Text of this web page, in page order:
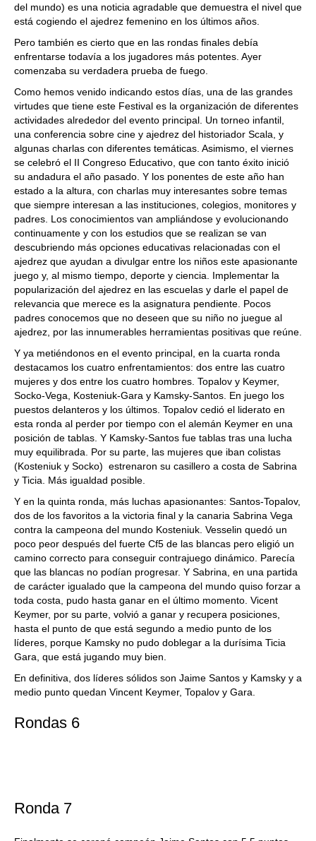
del mundo) es una noticia agradable que demuestra el nivel que
está cogiendo el ajedrez femenino en los últimos años.
Pero también es cierto que en las rondas finales debía
enfrentarse todavía a los jugadores más potentes. Ayer
comenzaba su verdadera prueba de fuego.
Como hemos venido indicando estos días, una de las grandes
virtudes que tiene este Festival es la organización de diferentes
actividades alrededor del evento principal. Un torneo infantil,
una conferencia sobre cine y ajedrez del historiador Scala, y
algunas charlas con diferentes temáticas. Asimismo, el viernes
se celebró el II Congreso Educativo, que con tanto éxito inició
su andadura el año pasado. Y los ponentes de este año han
estado a la altura, con charlas muy interesantes sobre temas
que siempre interesan a las instituciones, colegios, monitores y
padres. Los conocimientos van ampliándose y evolucionando
continuamente y con los estudios que se realizan se van
descubriendo más opciones educativas relacionadas con el
ajedrez que ayudan a divulgar entre los niños este apasionante
juego y, al mismo tiempo, deporte y ciencia. Implementar la
popularización del ajedrez en las escuelas y darle el papel de
relevancia que merece es la asignatura pendiente. Pocos
padres conocemos que no deseen que su niño no juegue al
ajedrez, por las innumerables herramientas positivas que reúne.
Y ya metiéndonos en el evento principal, en la cuarta ronda
destacamos los cuatro enfrentamientos: dos entre las cuatro
mujeres y dos entre los cuatro hombres. Topalov y Keymer,
Socko-Vega, Kosteniuk-Gara y Kamsky-Santos. En juego los
puestos delanteros y los últimos. Topalov cedió el liderato en
esta ronda al perder por tiempo con el alemán Keymer en una
posición de tablas. Y Kamsky-Santos fue tablas tras una lucha
muy equilibrada. Por su parte, las mujeres que iban colistas
(Kosteniuk y Socko) estrenaron su casillero a costa de Sabrina
y Ticia. Más igualdad posible.
Y en la quinta ronda, más luchas apasionantes: Santos-Topalov,
dos de los favoritos a la victoria final y la canaria Sabrina Vega
contra la campeona del mundo Kosteniuk. Vesselin quedó un
poco peor después del fuerte Cf5 de las blancas pero eligió un
camino correcto para conseguir contrajuego dinámico. Parecía
que las blancas no podían progresar. Y Sabrina, en una partida
de carácter igualado que la campeona del mundo quiso forzar a
toda costa, pudo hasta ganar en el último momento. Vicent
Keymer, por su parte, volvió a ganar y recupera posiciones,
hasta el punto de que está segundo a medio punto de los
líderes, porque Kamsky no pudo doblegar a la durísima Ticia
Gara, que está jugando muy bien.
En definitiva, dos líderes sólidos son Jaime Santos y Kamsky y a
medio punto quedan Vincent Keymer, Topalov y Gara.
Rondas 6
Ronda 7